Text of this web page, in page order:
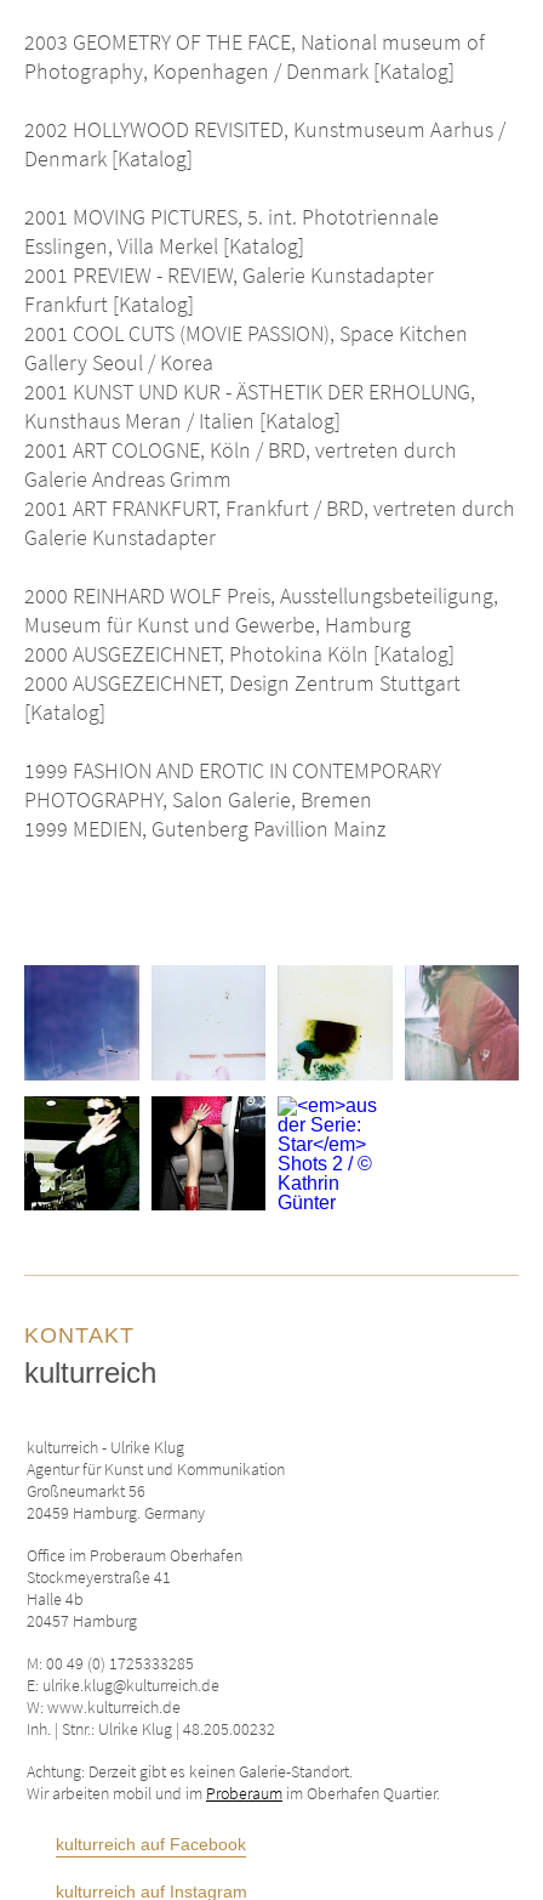
2003 GEOMETRY OF THE FACE, National museum of
Photography, Kopenhagen / Denmark [Katalog]
2002 HOLLYWOOD REVISITED, Kunstmuseum Aarhus /
Denmark [Katalog]
2001 MOVING PICTURES, 5. int. Phototriennale
Esslingen, Villa Merkel [Katalog]
2001 PREVIEW - REVIEW, Galerie Kunstadapter
Frankfurt [Katalog]
2001 COOL CUTS (MOVIE PASSION), Space Kitchen
Gallery Seoul / Korea
2001 KUNST UND KUR - ÄSTHETIK DER ERHOLUNG,
Kunsthaus Meran / Italien [Katalog]
2001 ART COLOGNE, Köln / BRD, vertreten durch
Galerie Andreas Grimm
2001 ART FRANKFURT, Frankfurt / BRD, vertreten durch
Galerie Kunstadapter
2000 REINHARD WOLF Preis, Ausstellungsbeteiligung,
Museum für Kunst und Gewerbe, Hamburg
2000 AUSGEZEICHNET, Photokina Köln [Katalog]
2000 AUSGEZEICHNET, Design Zentrum Stuttgart
[Katalog]
1999 FASHION AND EROTIC IN CONTEMPORARY
PHOTOGRAPHY, Salon Galerie, Bremen
1999 MEDIEN, Gutenberg Pavillion Mainz
KONTAKT
kulturreich
kulturreich - Ulrike Klug
Agentur für Kunst und Kommunikation
Großneumarkt 56
20459 Hamburg. Germany
Office im Proberaum Oberhafen
Stockmeyerstraße 41
Halle 4b
20457 Hamburg
M: 00 49 (0) 1725333285
E: ulrike.klug@kulturreich.de
W: www.kulturreich.de
Inh. | Stnr.: Ulrike Klug | 48.205.00232
Achtung: Derzeit gibt es keinen Galerie-Standort.
Wir arbeiten mobil und im Proberaum im Oberhafen Quartier.
kulturreich auf Facebook
kulturreich auf Instagram